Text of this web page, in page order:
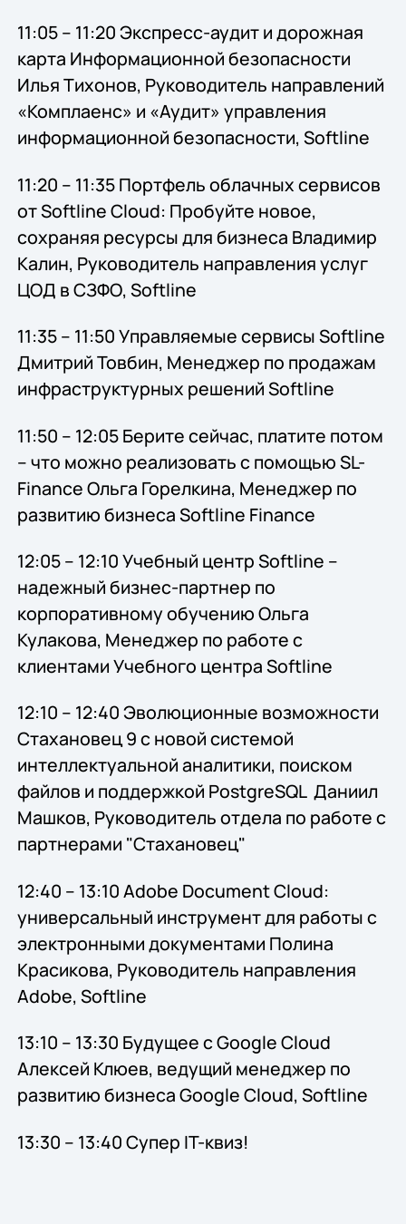
11:05 – 11:20 Экспресс-аудит и дорожная
карта Информационной безопасности
Илья Тихонов, Руководитель направлений
«Комплаенс» и «Аудит» управления
информационной безопасности, Softline
11:20 – 11:35 Портфель облачных сервисов
от Softline Cloud: Пробуйте новое,
сохраняя ресурсы для бизнеса Владимир
Калин, Руководитель направления услуг
ЦОД в СЗФО, Softline
11:35 – 11:50 Управляемые сервисы Softline
Дмитрий Товбин, Менеджер по продажам
инфраструктурных решений Softline
11:50 – 12:05 Берите сейчас, платите потом
– что можно реализовать с помощью SL-
Finance Ольга Горелкина, Менеджер по
развитию бизнеса Softline Finance
12:05 – 12:10 Учебный центр Softline –
надежный бизнес-партнер по
корпоративному обучению Ольга
Кулакова, Менеджер по работе с
клиентами Учебного центра Softline
12:10 – 12:40 Эволюционные возможности
Стахановец 9 c новой системой
интеллектуальной аналитики, поиском
файлов и поддержкой PostgreSQL Даниил
Машков, Руководитель отдела по работе с
партнерами "Стахановец"
12:40 – 13:10 Adobe Document Cloud:
универсальный инструмент для работы с
электронными документами Полина
Красикова, Руководитель направления
Adobe, Softline
13:10 – 13:30 Будущее с Google Cloud
Алексей Клюев, ведущий менеджер по
развитию бизнеса Google Cloud, Softline
13:30 – 13:40 Супер IT-квиз!